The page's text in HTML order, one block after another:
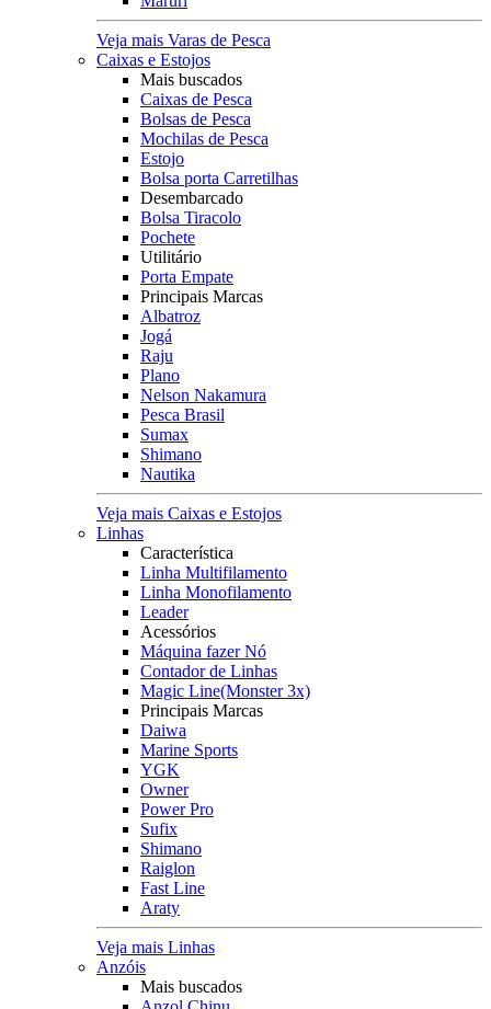
Veja mais Varas de Pesca
Caixas e Estojos
Mais buscados
Caixas de Pesca
Bolsas de Pesca
Mochilas de Pesca
Estojo
Bolsa porta Carretilhas
Desembarcado
Bolsa Tiracolo
Pochete
Utilitário
Porta Empate
Principais Marcas
Albatroz
Jogá
Raju
Plano
Nelson Nakamura
Pesca Brasil
Sumax
Shimano
Nautika
Veja mais Caixas e Estojos
Linhas
Característica
Linha Multifilamento
Linha Monofilamento
Leader
Acessórios
Máquina fazer Nó
Contador de Linhas
Magic Line(Monster 3x)
Principais Marcas
Daiwa
Marine Sports
YGK
Owner
Power Pro
Sufix
Shimano
Raiglon
Fast Line
Araty
Veja mais Linhas
Anzóis
Mais buscados